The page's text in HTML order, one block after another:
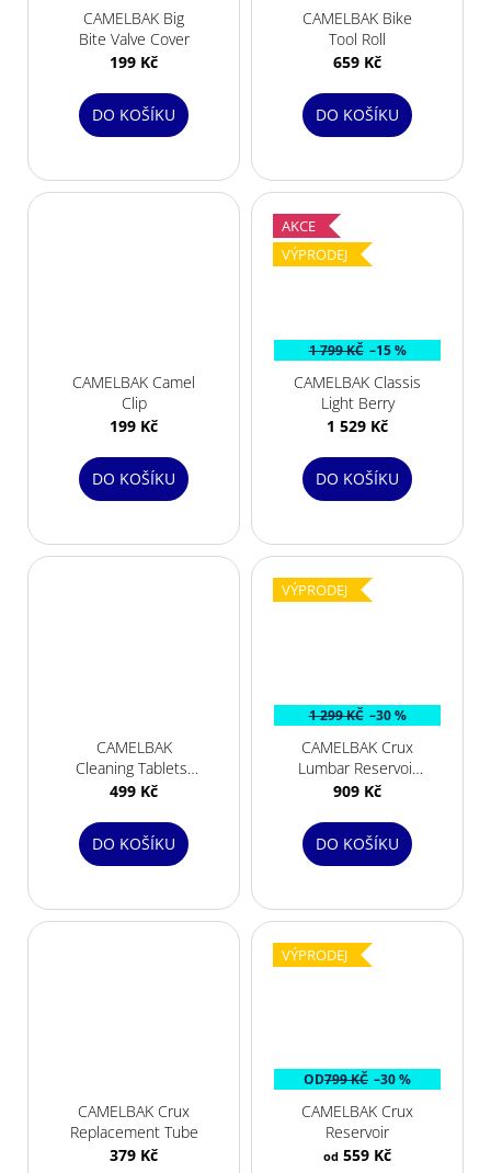
CAMELBAK Big
Bite Valve Cover
199 Kč
DO KOŠÍKU
CAMELBAK Bike
Tool Roll
659 Kč
DO KOŠÍKU
CAMELBAK Camel
Clip
199 Kč
DO KOŠÍKU
AKCE
VÝPRODEJ
1 799 KČ –15 %
CAMELBAK Classis
Light Berry
1 529 Kč
DO KOŠÍKU
CAMELBAK
Cleaning Tablets-
8ks
499 Kč
DO KOŠÍKU
VÝPRODEJ
1 299 KČ –30 %
CAMELBAK Crux
Lumbar Reservoir
3L
909 Kč
DO KOŠÍKU
CAMELBAK Crux
Replacement Tube
379 Kč
VÝPRODEJ
OD799 KČ –30 %
CAMELBAK Crux
Reservoir
od 559 Kč